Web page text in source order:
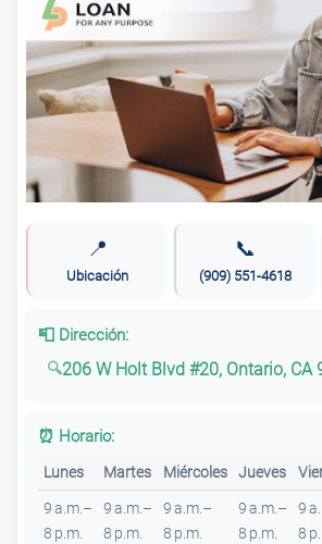
📍
Ubicación
📞
(909) 551-4618
📮 Dirección:
206 W Holt Blvd #20, Ontario, CA
⏰ Horario:
Lunes Martes Miércoles Jueves
9 a.m.–
8 p.m.
9 a.m.–
8 p.m.
9 a.m.–
8 p.m.
9 a.m.–
8 p.m.
9
8